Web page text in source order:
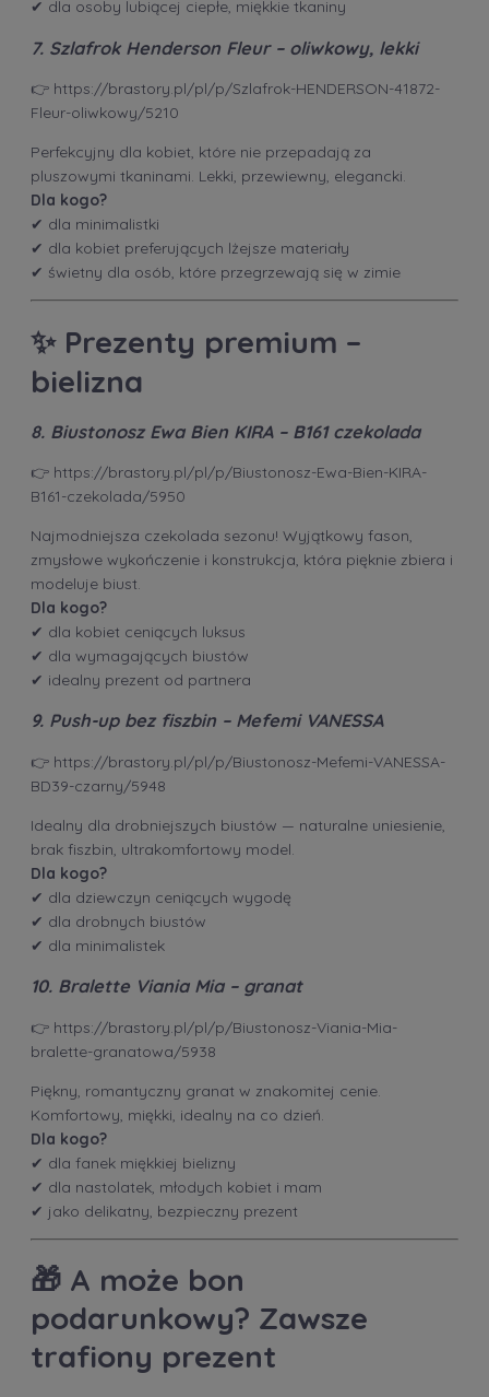
✔ dla osoby lubiącej ciepłe, miękkie tkaniny
7. Szlafrok Henderson Fleur – oliwkowy, lekki
👉 https://brastory.pl/pl/p/Szlafrok-HENDERSON-41872-
Fleur-oliwkowy/5210
Perfekcyjny dla kobiet, które nie przepadają za
pluszowymi tkaninami. Lekki, przewiewny, elegancki.
Dla kogo?
✔ dla minimalistki
✔ dla kobiet preferujących lżejsze materiały
✔ świetny dla osób, które przegrzewają się w zimie
✨ Prezenty premium –
bielizna
8. Biustonosz Ewa Bien KIRA – B161 czekolada
👉 https://brastory.pl/pl/p/Biustonosz-Ewa-Bien-KIRA-
B161-czekolada/5950
Najmodniejsza czekolada sezonu! Wyjątkowy fason,
zmysłowe wykończenie i konstrukcja, która pięknie zbiera i
modeluje biust.
Dla kogo?
✔ dla kobiet ceniących luksus
✔ dla wymagających biustów
✔ idealny prezent od partnera
9. Push-up bez fiszbin – Mefemi VANESSA
👉 https://brastory.pl/pl/p/Biustonosz-Mefemi-VANESSA-
BD39-czarny/5948
Idealny dla drobniejszych biustów — naturalne uniesienie,
brak fiszbin, ultrakomfortowy model.
Dla kogo?
✔ dla dziewczyn ceniących wygodę
✔ dla drobnych biustów
✔ dla minimalistek
10. Bralette Viania Mia – granat
👉 https://brastory.pl/pl/p/Biustonosz-Viania-Mia-
bralette-granatowa/5938
Piękny, romantyczny granat w znakomitej cenie.
Komfortowy, miękki, idealny na co dzień.
Dla kogo?
✔ dla fanek miękkiej bielizny
✔ dla nastolatek, młodych kobiet i mam
✔ jako delikatny, bezpieczny prezent
🎁 A może bon
podarunkowy? Zawsze
trafiony prezent